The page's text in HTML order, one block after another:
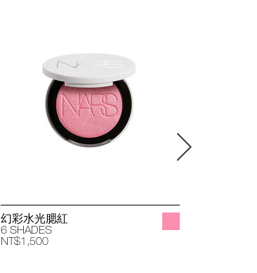
幻彩水光腮紅
6 SHADES
NT$1,500